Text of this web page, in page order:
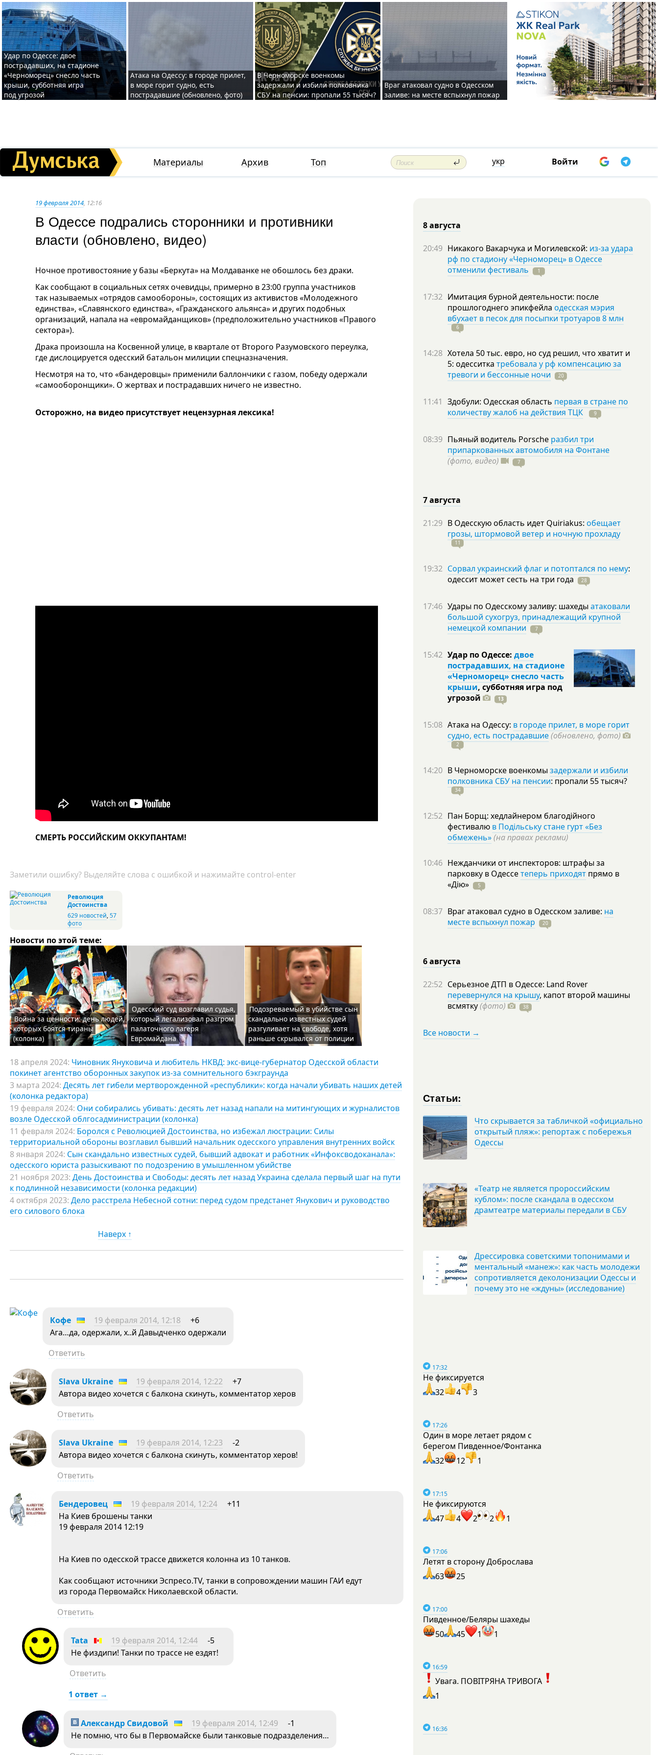
Удар по Одессе: двое
пострадавших, на стадионе
«Черноморец» снесло часть
крыши, субботняя игра
под угрозой
Атака на Одессу: в городе прилет,
в море горит судно, есть
пострадавшие (обновлено, фото)
В Черноморске военкомы
задержали и избили полковника
СБУ на пенсии: пропали 55 тысяч?
Враг атаковал судно в Одесском
заливе: на месте вспыхнул пожар
Материалы Архив Топ укр Войти
19 февраля 2014, 12:16
В Одессе подрались сторонники и противники
власти (обновлено, видео)
Ночное противостояние у базы «Беркута» на Молдаванке не обошлось без драки.
Как сообщают в социальных сетях очевидцы, примерно в 23:00 группа участников
так называемых «отрядов самообороны», состоящих из активистов «Молодежного
единства», «Славянского единства», «Гражданского альянса» и других подобных
организаций, напала на «евромайданщиков» (предположительно участников «Правого
сектора»).
Драка произошла на Косвенной улице, в квартале от Второго Разумовского переулка,
где дислоцируется одесский батальон милиции спецназначения.
Несмотря на то, что «бандеровцы» применили баллончики с газом, победу одержали
«самооборонщики». О жертвах и пострадавших ничего не известно.
Осторожно, на видео присутствует нецензурная лексика!
СМЕРТЬ РОССИЙСКИМ ОККУПАНТАМ!
Заметили ошибку? Выделяйте слова с ошибкой и нажимайте control-enter
Революция
Достоинства
629 новостей,57
фото
Новости по этой теме:
Война за ценности: день людей,
которых боятся тираны
(колонка)
Одесский суд возглавил судья,
который легализовал разгром
палаточного лагеря
Евромайдана
Подозреваемый в убийстве сын
скандально известных судей
разгуливает на свободе, хотя
раньше скрывался от полиции
18 апреля 2024: Чиновник Януковича и любитель НКВД: экс-вице-губернатор Одесской области
покинет агентство оборонных закупок из-за сомнительного бэкграунда
3 марта 2024: Десять лет гибели мертворожденной «республики»: когда начали убивать наших детей
(колонка редактора)
19 февраля 2024: Они собирались убивать: десять лет назад напали на митингующих и журналистов
возле Одесской облгосадминистрации (колонка)
11 февраля 2024: Боролся с Революцией Достоинства, но избежал люстрации: Силы
территориальной обороны возглавил бывший начальник одесского управления внутренних войск
8 января 2024: Сын скандально известных судей, бывший адвокат и работник «Инфоксводоканала»:
одесского юриста разыскивают по подозрению в умышленном убийстве
21 ноября 2023: День Достоинства и Свободы: десять лет назад Украина сделала первый шаг на пути
к подлинной независимости (колонка редакции)
4 октября 2023: Дело расстрела Небесной сотни: перед судом предстанет Янукович и руководство
его силового блока
Наверх ↑
Кофе 19 февраля 2014, 12:18
+6
Ага…да, одержали, х..й Давыдченко одержали
Ответить
Slava Ukraine 19 февраля 2014, 12:22
+7
Автора видео хочется с балкона скинуть, комментатор херов
Ответить
Slava Ukraine 19 февраля 2014, 12:23
-2
Автора видео хочется с балкона скинуть, комментатор херов!
Ответить
Бендеровец 19 февраля 2014, 12:24
+11
На Киев брошены танки
19 февраля 2014 12:19
На Киев по одесской трассе движется колонна из 10 танков.
Как сообщают источники Эспресо.TV, танки в сопровождении машин ГАИ едут
из города Первомайск Николаевской области.
Ответить
Tata 19 февраля 2014, 12:44
-5
Не физдипи! Танки по трассе не ездят!
Ответить
1 ответ →
Александр Свидовой 19 февраля 2014, 12:49
-1
Не помню, что бы в Первомайске были танковые подразделения…
8 августа
20:49 Никакого Вакарчука и Могилевской: из-за удара
рф по стадиону «Черноморец» в Одессе
отменили фестиваль
1
17:32 Имитация бурной деятельности: после
прошлогоднего эпикфейла одесская мэрия
вбухает в песок для посыпки тротуаров 8 млн
6
14:28 Хотела 50 тыс. евро, но суд решил, что хватит и
5: одесситка требовала у рф компенсацию за
тревоги и бессонные ночи
20
11:41 Здобули: Одесская область первая в стране по
количеству жалоб на действия ТЦК
9
08:39 Пьяный водитель Porsche разбил три
припаркованных автомобиля на Фонтане
(фото, видео)
7
7 августа
21:29 В Одесскую область идет Quiriakus: обещает
грозы, штормовой ветер и ночную прохладу
11
19:32 Сорвал украинский флаг и потоптался по нему:
одессит может сесть на три года 28
17:46 Удары по Одесскому заливу: шахеды атаковали
большой сухогруз, принадлежащий крупной
немецкой компании
7
15:42 Удар по Одессе: двое
пострадавших, на стадионе
«Черноморец» снесло часть
крыши, субботняя игра под
угрозой
13
15:08 Атака на Одессу: в городе прилет, в море горит
судно, есть пострадавшие(обновлено, фото)
2
14:20 В Черноморске военкомы задержали и избили
полковника СБУ на пенсии: пропали 55тысяч?
34
12:52 Пан Борщ: хедлайнером благодійного
фестивалю в Подільську стане гурт «Без
обмежень»(на правах реклами)
10:46 Нежданчики от инспекторов: штрафы за
парковку в Одессетеперь приходят прямо в
«Дію»
5
08:37 Враг атаковал судно в Одесском заливе: на
месте вспыхнул пожар
20
6 августа
22:52 Серьезное ДТП в Одессе: Land Rover
перевернулся на крышу, капот второй машины
всмятку(фото) 38
Все новости →
Статьи:
Что скрывается за табличкой «официально
открытый пляж»: репортаж с побережья
Одессы
«Театр не является пророссийским
кублом»: после скандала в одесском
драмтеатре материалы передали в СБУ
Дрессировка советскими топонимами и
ментальный «манеж»: как часть молодежи
сопротивляется деколонизации Одессы и
почему это не «ждуны» (исследование)
17:32
Не фиксируется
32
4 3
17:26
Один в море летает рядом с
берегом Пивденное/Фонтанка
32
12 1
17:15
Не фиксируются
47
4 2 2 1
17:06
Летят в сторону Доброслава
63
25
17:00
Пивденное/Беляры шахеды
50
45 1 1
16:59
Увага. ПОВІТРЯНА ТРИВОГА
1
16:36